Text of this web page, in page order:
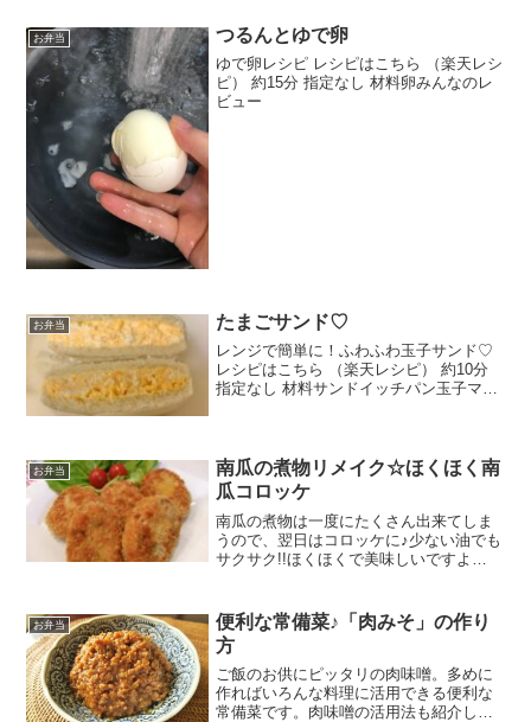
お弁当 つるんとゆで卵
ゆで卵レシピ レシピはこちら （楽天レシ
ピ） 約15分 指定なし 材料卵みんなのレ
ビュー
お弁当 たまごサンド♡
レンジで簡単に！ふわふわ玉子サンド♡
レシピはこちら （楽天レシピ） 約10分
指定なし 材料サンドイッチパン玉子マヨ
お弁当
南瓜の煮物リメイク☆ほくほく南
瓜コロッケ
南瓜の煮物は一度にたくさん出来てしま
うので、翌日はコロッケに♪少ない油でも
サクサク!!ほくほくで美味しいですよ
ネーズ塩こしょう溶き卵パン粉小麦粉揚
げ...
お弁当
便利な常備菜♪「肉みそ」の作り
方
ご飯のお供にピッタリの肉味噌。多めに
作ればいろんな料理に活用できる便利な
常備菜です。肉味噌の活用法も紹介して